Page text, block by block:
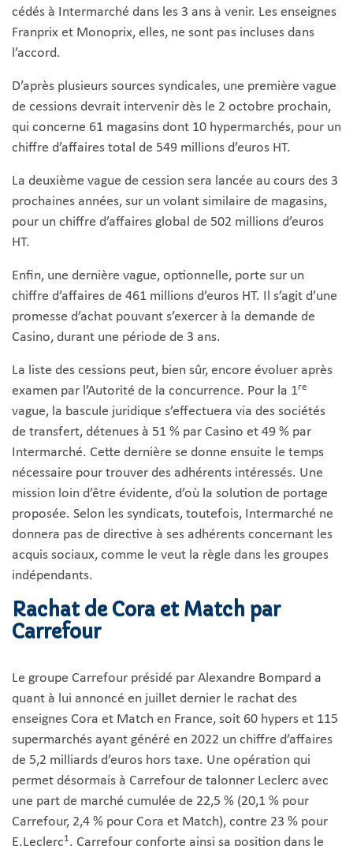
cédés à Intermarché dans les 3 ans à venir. Les enseignes
Franprix et Monoprix, elles, ne sont pas incluses dans
l’accord.
D’après plusieurs sources syndicales, une première vague
de cessions devrait intervenir dès le 2 octobre prochain,
qui concerne 61 magasins dont 10 hypermarchés, pour un
chiffre d’affaires total de 549 millions d’euros HT.
La deuxième vague de cession sera lancée au cours des 3
prochaines années, sur un volant similaire de magasins,
pour un chiffre d’affaires global de 502 millions d’euros
HT.
Enfin, une dernière vague, optionnelle, porte sur un
chiffre d’affaires de 461 millions d’euros HT. Il s’agit d’une
promesse d’achat pouvant s’exercer à la demande de
Casino, durant une période de 3 ans.
La liste des cessions peut, bien sûr, encore évoluer après
examen par l’Autorité de la concurrence. Pour la 1re
vague, la bascule juridique s’effectuera via des sociétés
de transfert, détenues à 51 % par Casino et 49 % par
Intermarché. Cette dernière se donne ensuite le temps
nécessaire pour trouver des adhérents intéressés. Une
mission loin d’être évidente, d’où la solution de portage
proposée. Selon les syndicats, toutefois, Intermarché ne
donnera pas de directive à ses adhérents concernant les
acquis sociaux, comme le veut la règle dans les groupes
indépendants.
Rachat de Cora et Match par
Carrefour
Le groupe Carrefour présidé par Alexandre Bompard a
quant à lui annoncé en juillet dernier le rachat des
enseignes Cora et Match en France, soit 60 hypers et 115
supermarchés ayant généré en 2022 un chiffre d’affaires
de 5,2 milliards d’euros hors taxe. Une opération qui
permet désormais à Carrefour de talonner Leclerc avec
une part de marché cumulée de 22,5 % (20,1 % pour
Carrefour, 2,4 % pour Cora et Match), contre 23 % pour
E.Leclerc1. Carrefour conforte ainsi sa position dans le